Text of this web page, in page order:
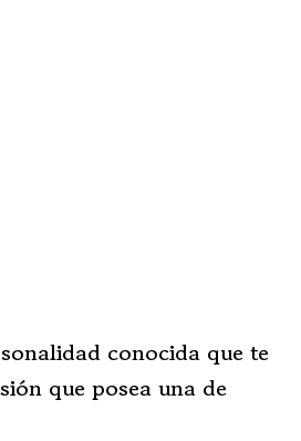
conocida que te
que posea una de